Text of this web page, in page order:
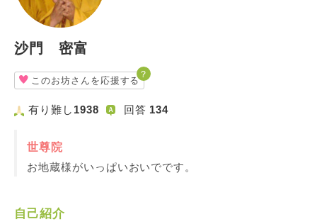
沙門 密富
このお坊さんを応援する
？
有り難し 1938 回答 134
世尊院
お地蔵様がいっぱいおいでです。
自己紹介